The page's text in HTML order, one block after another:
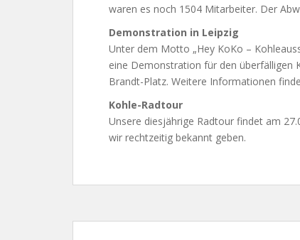
waren es noch 1504 Mitarbeiter. Der
Demonstration in Leipzig
Unter dem Motto „Hey KoKo –
eine Demonstration für den überfälligen
Brandt-Platz. Weitere Informationen
Kohle-Radtour
Unsere diesjährige Radtour findet am
wir rechtzeitig bekannt geben.